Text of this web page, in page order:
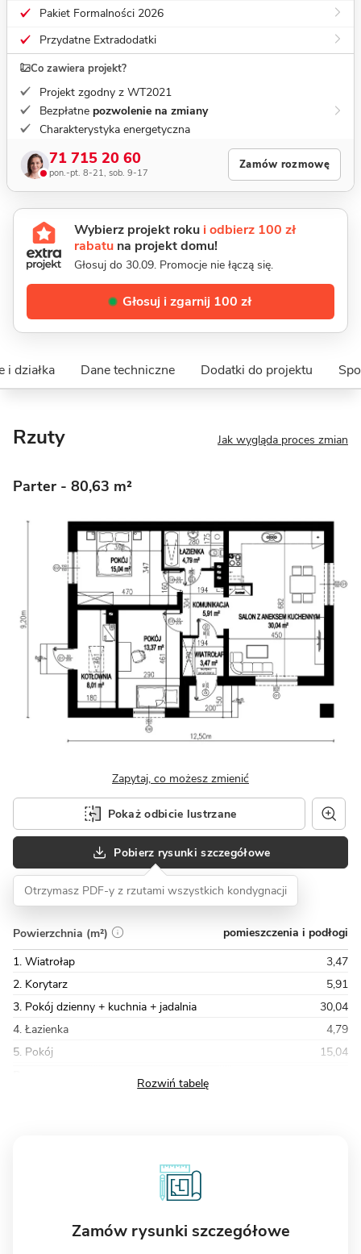
Pakiet Formalności 2026
Przydatne Extradodatki
Co zawiera projekt?
Projekt zgodny z WT2021
Bezpłatne pozwolenie na zmiany
Charakterystyka energetyczna
71 715 20 60
pon.-pt. 8-21, sob. 9-17
Zamów rozmowę
Wybierz projekt roku i odbierz 100 zł
rabatu na projekt domu!
Głosuj do 30.09. Promocje nie łączą się.
Głosuj i zgarnij 100 zł
i działka Dane techniczne Dodatki do projektu
Rzuty Jak wygląda proces zmian
Parter - 80,63 m²
Zapytaj, co możesz zmienić
Pokaż odbicie lustrzane
Pobierz rysunki szczegółowe
Otrzymasz PDF-y z rzutami wszystkich kondygnacji
Powierzchnia (m²)
pomieszczenia i podłogi
1. Wiatrołap
3,47
2. Korytarz
5,91
3. Pokój dzienny + kuchnia + jadalnia
30,04
4. Łazienka
4,79
5. Pokój
15,04
Zamów rysunki szczegółowe